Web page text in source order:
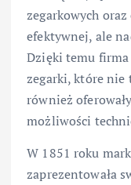
zegarkowych
efektywnej, ale
Dzięki temu firma
zegarki, które nie
również
możliwości
W 1851 roku
zaprezentowała